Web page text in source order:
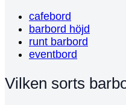
cafebord
barbord höjd
runt barbord
eventbord
Vilken sorts